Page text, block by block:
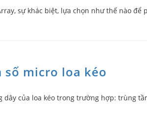
sự khác biệt, lựa chọn như thế nào
số micro loa kéo
dây của loa kéo trong trường hợp: trùng